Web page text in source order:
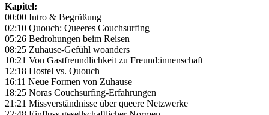
Kapitel:
00:00 Intro & Begrüßung
02:10 Quouch: Queeres Couchsurfing
05:26 Bedrohungen beim Reisen
08:25 Zuhause-Gefühl woanders
10:21 Von Gastfreundlichkeit zu Freund:innenschaft
12:18 Hostel vs. Quouch
16:11 Neue Formen von Zuhause
18:25 Noras Couchsurfing-Erfahrungen
21:21 Missverständnisse über queere Netzwerke